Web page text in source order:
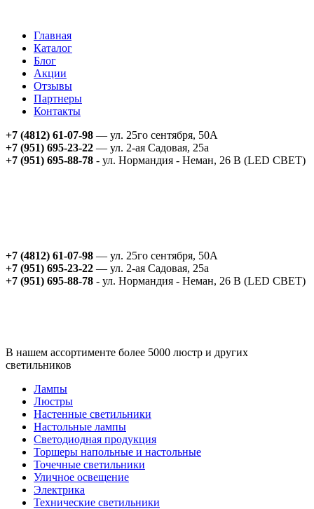
Главная
Каталог
Блог
Акции
Отзывы
Партнеры
Контакты
+7 (4812) 61-07-98 — ул. 25го сентября, 50А
+7 (951) 695-23-22 — ул. 2-ая Садовая, 25а
+7 (951) 695-88-78 - ул. Нормандия - Неман, 26 В (LED СВЕТ)
+7 (4812) 61-07-98 — ул. 25го сентября, 50А
+7 (951) 695-23-22 — ул. 2-ая Садовая, 25а
+7 (951) 695-88-78 - ул. Нормандия - Неман, 26 В (LED СВЕТ)
В нашем ассортименте более 5000 люстр и других
светильников
Лампы
Люстры
Настенные светильники
Настольные лампы
Светодиодная продукция
Торшеры напольные и настольные
Точечные светильники
Уличное освещение
Электрика
Технические светильники